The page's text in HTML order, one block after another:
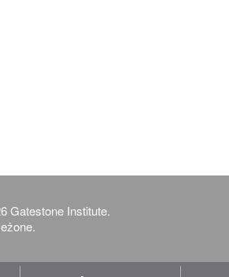
Gatestone Institute.